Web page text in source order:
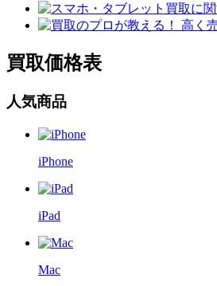
買取価格表
人気商品
iPhone
iPad
Mac